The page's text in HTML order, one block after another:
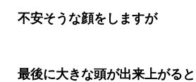
不安そうな顔をしますが
最後に大きな頭が出来上がると